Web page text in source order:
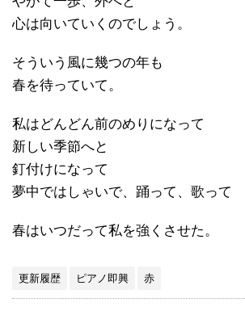
心は向いていくのでしょう。
そういう風に幾つの年も
春を待っていて。
私はどんどん前のめりになって
新しい季節へと
釘付けになって
夢中ではしゃいで、踊って、歌って
春はいつだって私を強くさせた。
更新履歴 ピアノ即興 赤